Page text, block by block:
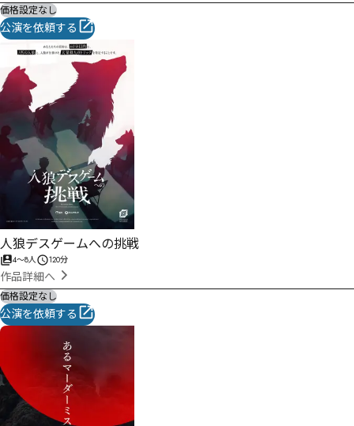
価格設定なし
公演を依頼する
人狼デスゲームへの挑戦
4〜8人 120分
作品詳細へ
価格設定なし
公演を依頼する